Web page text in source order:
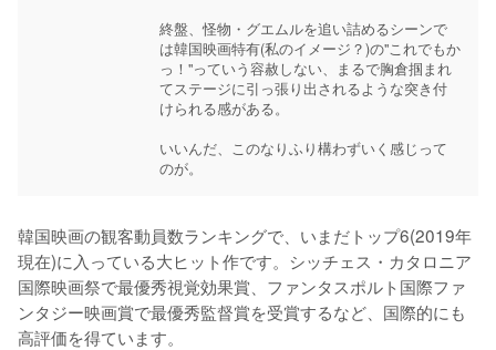
終盤、怪物・グエムルを追い詰めるシーンで
は韓国映画特有(私のイメージ？)の"これでもか
っ！"っていう容赦しない、まるで胸倉掴まれ
てステージに引っ張り出されるような突き付
けられる感がある。
いいんだ、このなりふり構わずいく感じって
のが。
韓国映画の観客動員数ランキングで、いまだトップ6(2019年
現在)に入っている大ヒット作です。シッチェス・カタロニア
国際映画祭で最優秀視覚効果賞、ファンタスポルト国際ファ
ンタジー映画賞で最優秀監督賞を受賞するなど、国際的にも
高評価を得ています。